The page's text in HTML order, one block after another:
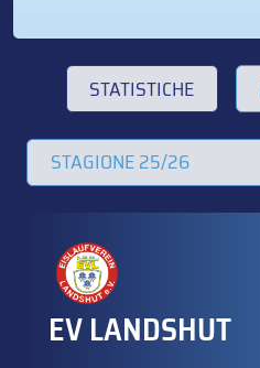
STATISTICHE
EV LANDSHUT